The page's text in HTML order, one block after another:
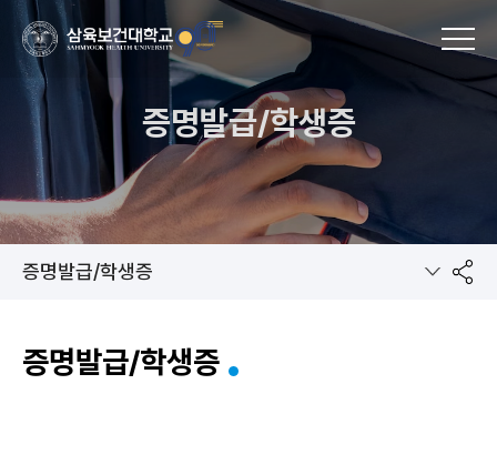
MENU
증명발급/학생증
증명발급/학생증
증명발급/학생증